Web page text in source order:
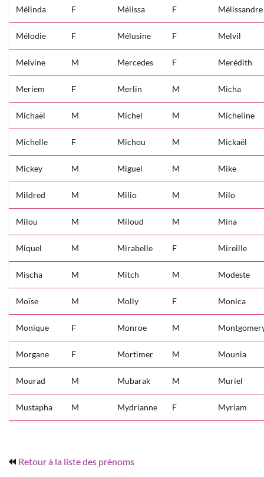
Mélinda F Mélissa F Mélissandre
Mélodie F Mélusine F Melvil
Melvine M Mercedes F Merédith
Meriem F Merlin M Micha
Michaël M Michel M Micheline
Michelle F Michou M Mickaël
Mickey M Miguel M Mike
Mildred M Milio M Milo
Milou M Miloud M Mina
Miquel M Mirabelle F Mireille
Mischa M Mitch M Modeste
Moïse M Molly F Monica
Monique F Monroe M
Morgane F Mortimer M Mounia
Mourad M Mubarak M Muriel
Mustapha M Mydrianne F Myriam
Retour à la liste des prénoms